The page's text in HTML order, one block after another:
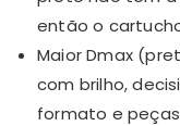
então o
Maior Dmax
com brilho,
formato e